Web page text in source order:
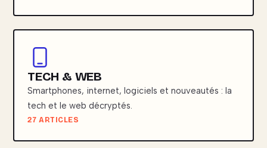
TECH & WEB
Smartphones, internet, logiciels et nouveautés : la
tech et le web décryptés.
27 ARTICLES